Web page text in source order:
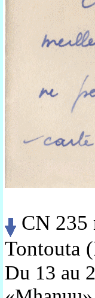
CN 235
Tontouta
Du 13 au